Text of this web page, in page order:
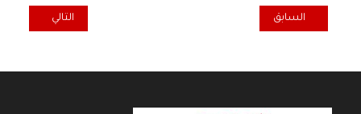
المقال السابق: ضيفانِ على سيلين ديون ..
السابق المقال التالي:
التالي